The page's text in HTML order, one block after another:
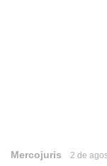
Mercojuris 2 de